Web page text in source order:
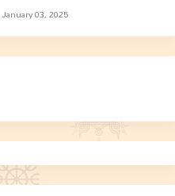
January 03, 2025